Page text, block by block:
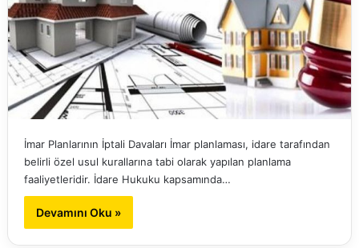
İmar Planlarının İptali Davaları İmar planlaması, idare tarafından
belirli özel usul kurallarına tabi olarak yapılan planlama
faaliyetleridir. İdare Hukuku kapsamında…
Devamını Oku »